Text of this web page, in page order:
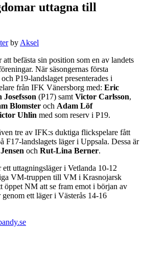
uttagna till
by Aksel
befästa sin position som en av landets
När säsongernas första
P19-landslaget presenterades i
från IFK Vänersborg med: Eric
Josefsson (P17) samt Victor Carlsson,
Blomster och Adam Löf
Uhlin med som reserv i P19.
tre av IFK:s duktiga flickspelare fått
F17-landslagets läger i Uppsala. Dessa är
och Rut-Lina Berner.
uttagningsläger i Vetlanda 10-12
VM-truppen till VM i Krasnojarsk
öppet NM att se fram emot i början av
ett läger i Västerås 14-16